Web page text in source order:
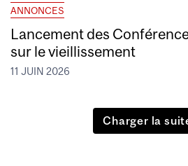
ANNONCES
Lancement des
sur le vieillissement
11 JUIN 2026
Charger la